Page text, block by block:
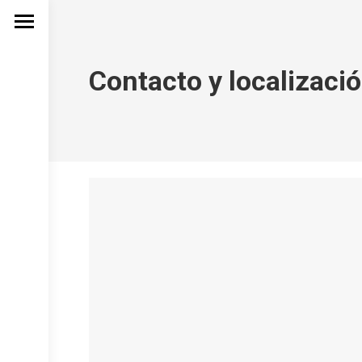
Contacto y